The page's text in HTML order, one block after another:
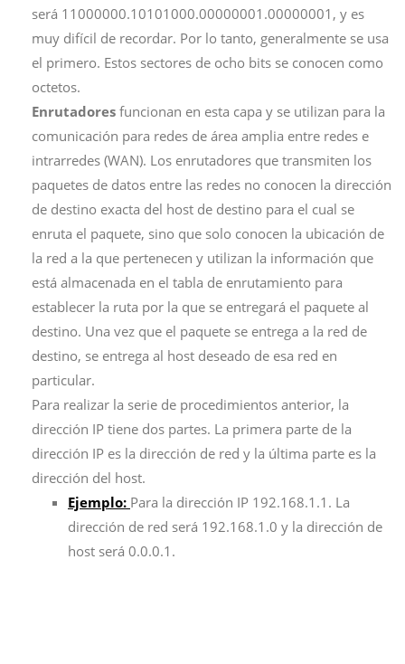
será 11000000.10101000.00000001.00000001, y es
muy difícil de recordar. Por lo tanto, generalmente se usa
el primero. Estos sectores de ocho bits se conocen como
octetos.
Enrutadores funcionan en esta capa y se utilizan para la
comunicación para redes de área amplia entre redes e
intrarredes (WAN). Los enrutadores que transmiten los
paquetes de datos entre las redes no conocen la dirección
de destino exacta del host de destino para el cual se
enruta el paquete, sino que solo conocen la ubicación de
la red a la que pertenecen y utilizan la información que
está almacenada en el tabla de enrutamiento para
establecer la ruta por la que se entregará el paquete al
destino. Una vez que el paquete se entrega a la red de
destino, se entrega al host deseado de esa red en
particular.
Para realizar la serie de procedimientos anterior, la
dirección IP tiene dos partes. La primera parte de la
dirección IP es la dirección de red y la última parte es la
dirección del host.
Ejemplo: Para la dirección IP 192.168.1.1. La
dirección de red será 192.168.1.0 y la dirección de
host será 0.0.0.1.